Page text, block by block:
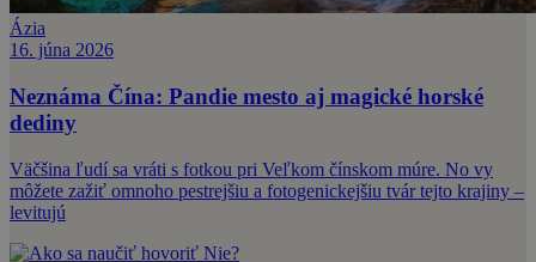
Ázia
16. júna 2026
Neznáma Čína: Pandie mesto aj magické horské
dediny
Väčšina ľudí sa vráti s fotkou pri Veľkom čínskom múre. No vy
môžete zažiť omnoho pestrejšiu a fotogenickejšiu tvár tejto krajiny –
levitujú